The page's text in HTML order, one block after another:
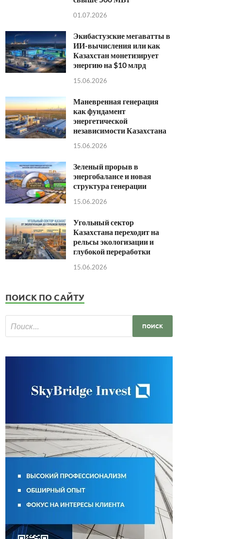
01.07.2026
Экибастузские мегаватты в
ИИ-вычисления или как
Казахстан монетизирует
энергию на $10 млрд
15.06.2026
Маневренная генерация
как фундамент
энергетической
независимости Казахстана
15.06.2026
Зеленый прорыв в
энергобалансе и новая
структура генерации
15.06.2026
Угольный сектор
Казахстана переходит на
рельсы экологизации и
глубокой переработки
15.06.2026
ПОИСК ПО САЙТУ